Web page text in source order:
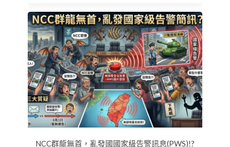
NCC群龍無首，亂發國國家級告警訊息(PWS)!?